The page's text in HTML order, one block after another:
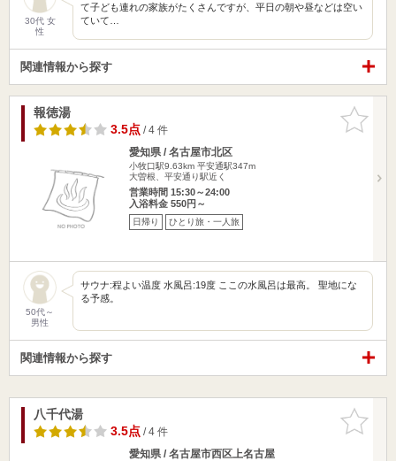
30代 女
性
て子ども連れの家族がたくさんですが、平日の朝や昼などは空い
ていて…
関連情報から探す
お気に入
りに追加
報徳湯
3.5点/ 4 件
愛知県 / 名古屋市北区
小牧口駅9.63km 平安通駅347m
大曽根、平安通り駅近く
営業時間 15:30～24:00
入浴料金 550円～
日帰り ひとり旅・一人旅
50代～
男性
サウナ:程よい温度 水風呂:19度 ここの水風呂は最高。 聖地にな
る予感。
関連情報から探す
お気に入
りに追加
八千代湯
3.5点/ 4 件
愛知県 / 名古屋市西区上名古屋